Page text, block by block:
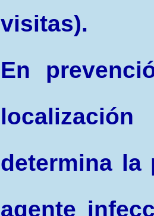
visitas).
En
determina la
agente